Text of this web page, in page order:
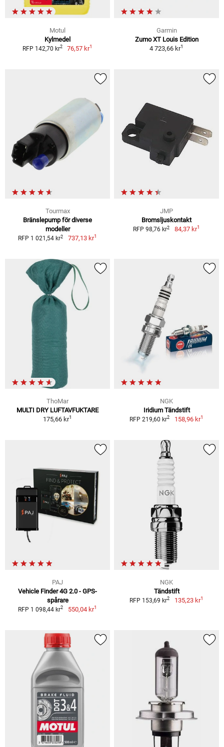
Motul
Kylmedel
RFP 142,70 kr2 76,57 kr1
Garmin
Zumo XT Louis Edition
4 723,66 kr1
Tourmax
Bränslepump för diverse
modeller
RFP 1 021,54 kr2 737,13 kr1
JMP
Bromsljuskontakt
RFP 98,76 kr2 84,37 kr1
ThoMar
MULTI DRY LUFTAVFUKTARE
175,66 kr1
NGK
Iridium Tändstift
RFP 219,60 kr2 158,96 kr1
PAJ
Vehicle Finder 4G 2.0 - GPS-
spårare
RFP 1 098,44 kr2 550,04 kr1
NGK
Tändstift
RFP 153,69 kr2 135,23 kr1